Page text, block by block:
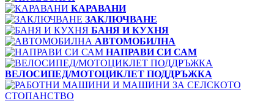
КАРАВАНИ
ЗАКЛЮЧВАНЕ
БАНЯ И КУХНЯ
АВТОМОБИЛНА
НАПРАВИ СИ САМ
ВЕЛОСИПЕД/МОТОЦИКЛЕТ ПОДДРЪЖКА